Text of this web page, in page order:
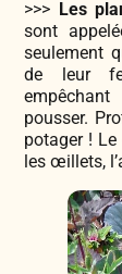
>>> Les
sont
seulement
de leur
pousser.
potager !
les œillets,